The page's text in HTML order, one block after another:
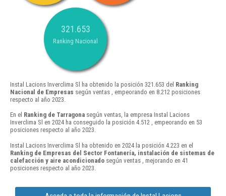
321.653
Ranking Nacional
Instal Lacions Inverclima Sl ha obtenido la posición 321.653 del Ranking
Nacional de Empresas según ventas , empeorando en 8.212 posiciones
respecto al año 2023.
En el Ranking de Tarragona según ventas, la empresa Instal Lacions
Inverclima Sl en 2024 ha conseguido la posición 4.512 , empeorando en 53
posiciones respecto al año 2023.
Instal Lacions Inverclima Sl ha obtenido en 2024 la posición 4.223 en el
Ranking de Empresas del Sector Fontanería, instalación de sistemas de
calefacción y aire acondicionado según ventas , mejorando en 41
posiciones respecto al año 2023.